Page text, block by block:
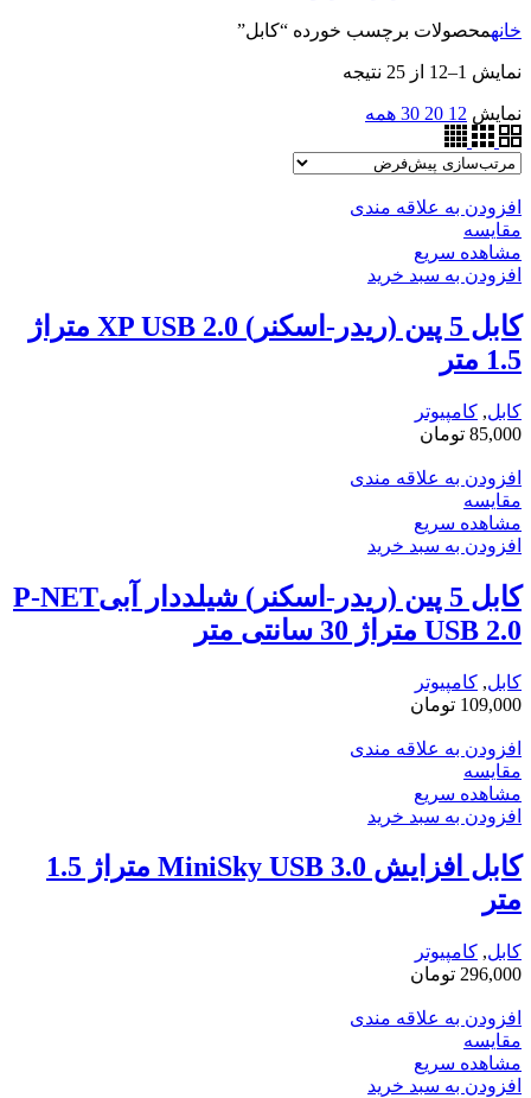
خانهمحصولات برچسب خورده “کابل”
نمایش 1–12 از 25 نتیجه
نمایش 12
20
30 همه
افزودن به علاقه مندی
مقایسه
مشاهده سریع
افزودن به سبد خرید
کابل 5 پین (ریدر-اسکنر) XP USB 2.0 متراژ
1.5 متر
کابل, کامپیوتر
85,000 تومان
افزودن به علاقه مندی
مقایسه
مشاهده سریع
افزودن به سبد خرید
کابل 5 پین (ریدر-اسکنر) شیلددار آبیP-NET
USB 2.0 متراژ 30 سانتی متر
کابل, کامپیوتر
109,000 تومان
افزودن به علاقه مندی
مقایسه
مشاهده سریع
افزودن به سبد خرید
کابل افزایش MiniSky USB 3.0 متراژ 1.5
متر
کابل, کامپیوتر
296,000 تومان
افزودن به علاقه مندی
مقایسه
مشاهده سریع
افزودن به سبد خرید